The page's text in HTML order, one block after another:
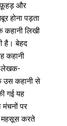
फ़ूहड़ और
होना पड़ता
कहानी लिखी
है। बेहद
कहानी
लेखक-
उस कहानी से
गई यह
पर
महसूस करते